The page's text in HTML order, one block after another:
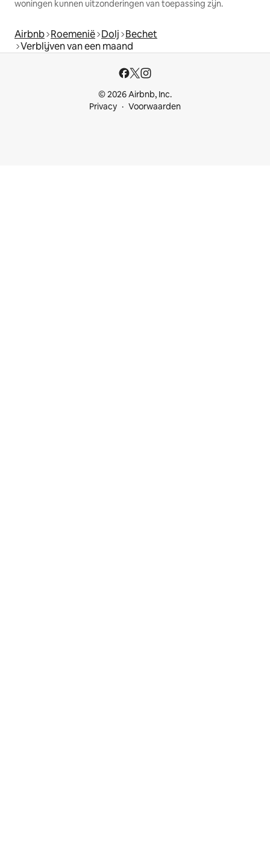
woningen kunnen uitzonderingen van toepassing zijn.
Airbnb Roemenië Dolj Bechet
Verblijven van een maand
© 2026 Airbnb, Inc.
Privacy
Voorwaarden